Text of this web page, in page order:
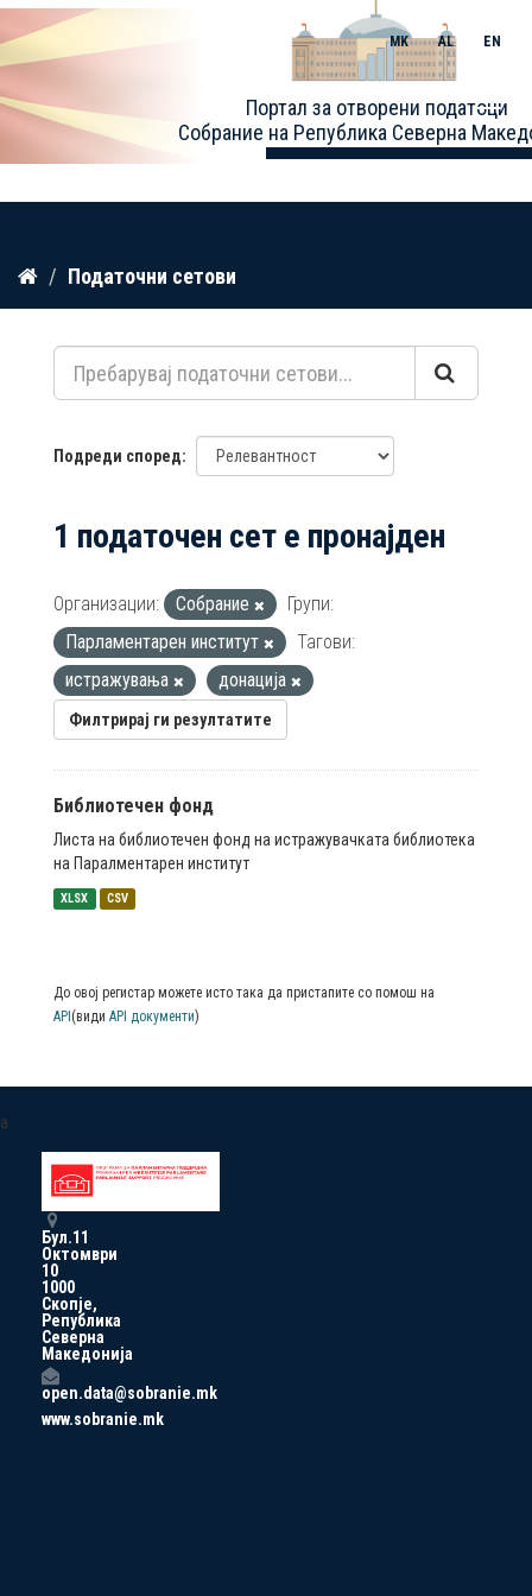
Прескокнете
содржина
Портал за отворени податоци
Собрание на Република Северна
MK AL EN
Toggle
Податочни сетови
Подреди според
1 податочен сет е пронајден
Организации: Собрание
Групи:
Парламентарен институт
Тагови:
истражувања
донација
Филтрирај ги резултатите
Библиотечен фонд
Листа на библиотечен фонд на истражувачката библиотека
на Паралментарен институт
XLSX CSV
До овој регистар можете исто така да пристапите со помош на
API (види API документи)
a
Бул.11
Октомври
10
1000
Скопје,
Република
Северна
Македонија
open.data@sobranie.mk
www.sobranie.mk